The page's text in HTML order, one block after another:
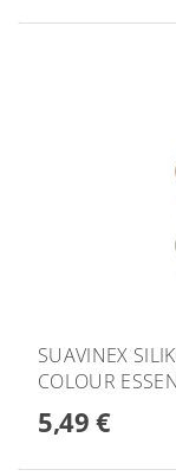
SUAVINEX
COLOUR
5,49 €